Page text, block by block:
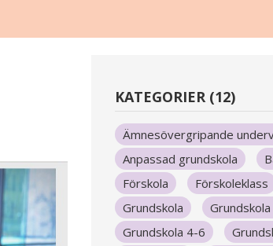
KATEGORIER (12)
Ämnesövergripande
Anpassad grundskola
Förskola
Förskoleklass
Grundskola
Grundskola 4-6